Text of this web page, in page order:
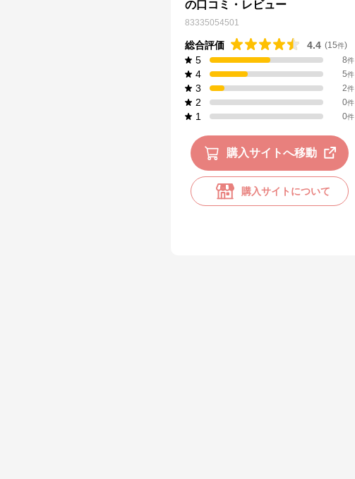
の口コミ・レビュー
83335054501
総合評価 4.4 (15件)
5 8件
4 5件
3 2件
2 0件
1 0件
購入サイトへ移動
購入サイトについて